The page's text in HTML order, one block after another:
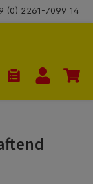
(0) 2261-7099 14
Du hast 0